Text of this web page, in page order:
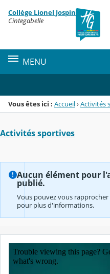
Menu de la rubrique
Contenu
Collège Lionel Jospin
Cintegabelle
MENU
Vous êtes ici : Accueil›Activités
Activités sportives
Aucun élément pour
publié.
Vous pouvez vous
pour plus d'informations.